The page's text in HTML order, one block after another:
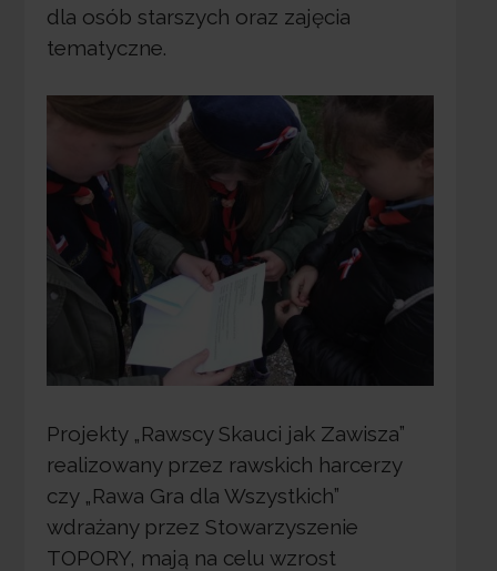
dla osób starszych oraz zajęcia
tematyczne.
Projekty „Rawscy Skauci jak Zawisza”
realizowany przez rawskich harcerzy
czy „Rawa Gra dla Wszystkich”
wdrażany przez Stowarzyszenie
TOPORY, mają na celu wzrost